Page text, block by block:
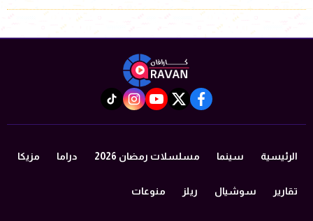
facebook
twitter
youtube
instagram
tiktok
الرئيسية سينما مسلسلات رمضان 2026 دراما مزيكا
تقارير سوشيال ريلز منوعات